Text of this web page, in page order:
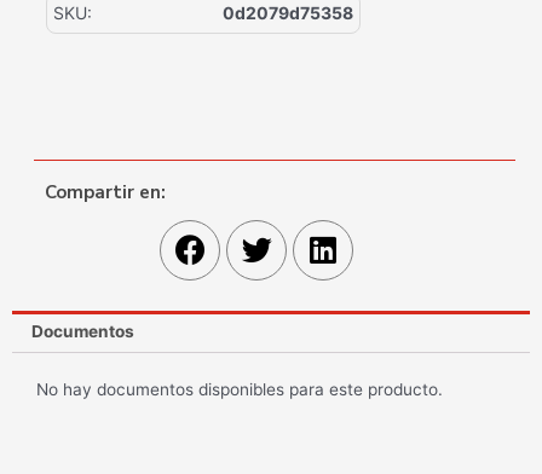
SKU: 0d2079d75358
Compartir en:
Documentos
No hay documentos disponibles para este producto.